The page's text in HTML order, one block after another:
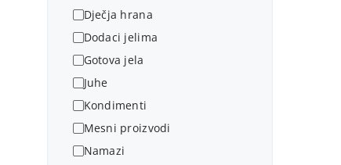
Dječja hrana
Dodaci jelima
Gotova jela
Juhe
Kondimenti
Mesni proizvodi
Namazi